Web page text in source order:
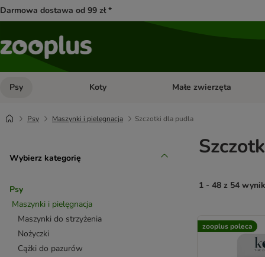
Darmowa dostawa od 99 zł *
Psy Otwórz menu kategorii: Psy
Koty Otwórz menu kategorii: Koty
Małe zwierzęta
Psy Maszynki i pielęgnacja Szczotki dla pudla
Wybierz kategorię
Psy
Maszynki i pielęgnacja
Maszynki do strzyżenia
Nożyczki
Cążki do pazurów
1 - 48 z 54
zooplus poleca